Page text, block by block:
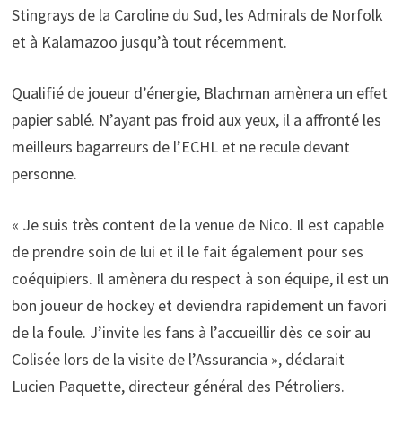
Stingrays de la Caroline du Sud, les Admirals de Norfolk
et à Kalamazoo jusqu’à tout récemment.
Qualifié de joueur d’énergie, Blachman amènera un effet
papier sablé. N’ayant pas froid aux yeux, il a affronté les
meilleurs bagarreurs de l’ECHL et ne recule devant
personne.
« Je suis très content de la venue de Nico. Il est capable
de prendre soin de lui et il le fait également pour ses
coéquipiers. Il amènera du respect à son équipe, il est un
bon joueur de hockey et deviendra rapidement un favori
de la foule. J’invite les fans à l’accueillir dès ce soir au
Colisée lors de la visite de l’Assurancia », déclarait
Lucien Paquette, directeur général des Pétroliers.